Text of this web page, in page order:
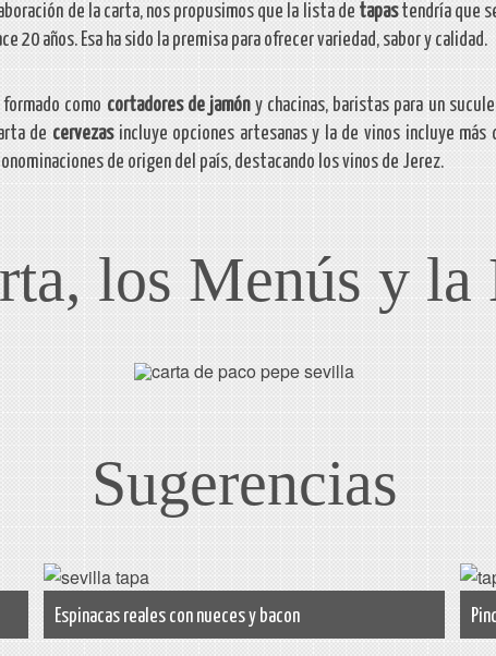
de la carta, nos propusimos que la lista de tapastendría que
20 años. Esa ha sido la premisa para ofrecer variedad, sabor y calidad.
como cortadores de jamóny chacinas, baristas para un
de cervezasincluye opciones artesanas y la de vinos incluye más
de origen del país, destacando los vinos de Jerez.
los Menús y la
Sugerencias
Espinacas reales con nueces y bacon